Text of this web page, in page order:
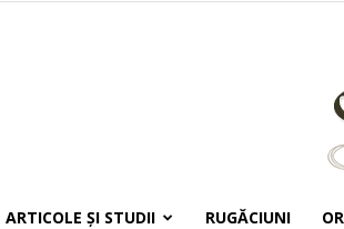
ARTICOLE ŞI STUDII RUGĂCIUNI